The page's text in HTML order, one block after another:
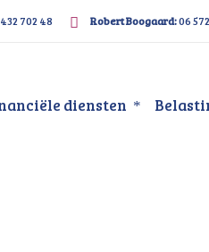
702 48 Robert Boogaard:06
diensten